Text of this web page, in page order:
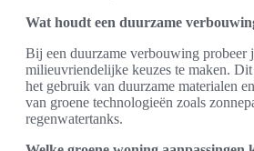
Wat houdt een duurzame
Bij een duurzame verbouwing probeer
milieuvriendelijke keuzes te maken.
het gebruik van duurzame materialen
van groene technologieën zoals
regenwatertanks.